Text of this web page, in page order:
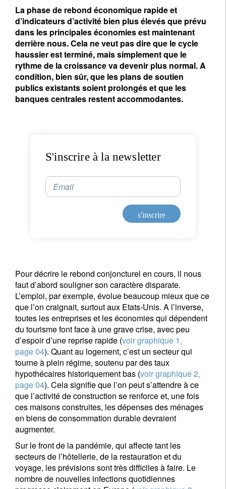
La phase de rebond économique rapide et
d’indicateurs d’activité bien plus élevés que prévu
dans les principales économies est maintenant
derrière nous. Cela ne veut pas dire que le cycle
haussier est terminé, mais simplement que le
rythme de la croissance va devenir plus normal. A
condition, bien sûr, que les plans de soutien
publics existants soient prolongés et que les
banques centrales restent accommodantes.
S'inscrire à la newsletter
Email
s'inscrire
Pour décrire le rebond conjoncturel en cours, il nous
faut d’abord souligner son caractère disparate.
L’emploi, par exemple, évolue beaucoup mieux que ce
que l’on craignait, surtout aux Etats-Unis. A l’inverse,
toutes les entreprises et les économies qui dépendent
du tourisme font face à une grave crise, avec peu
d’espoir d’une reprise rapide (voir graphique 1,
page 04). Quant au logement, c’est un secteur qui
tourne à plein régime, soutenu par des taux
hypothécaires historiquement bas (voir graphique 2,
page 04). Cela signifie que l’on peut s’attendre à ce
que l’activité de construction se renforce et, une fois
ces maisons construites, les dépenses des ménages
en biens de consommation durable devraient
augmenter.
Sur le front de la pandémie, qui affecte tant les
secteurs de l’hôtellerie, de la restauration et du
voyage, les prévisions sont très difficiles à faire. Le
nombre de nouvelles infections quotidiennes